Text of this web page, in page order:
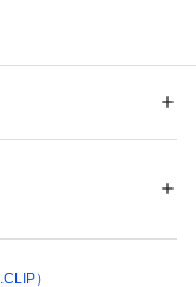
ポイント。
るデザインです。
）